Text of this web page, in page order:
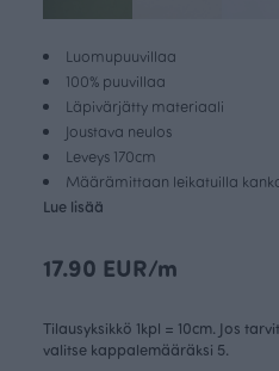
Luomupuuvillaa
100% puuvillaa
Läpivärjätty materiaali
Joustava neulos
Leveys 170cm
Määrämittaan leikatuilla
Lue lisää
17.90 EUR/m
Tilausyksikkö 1kpl = 10cm. Jos
valitse kappalemääräksi 5.